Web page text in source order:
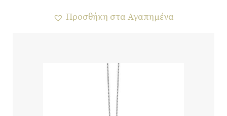
Προσθήκη στα Αγαπημένα